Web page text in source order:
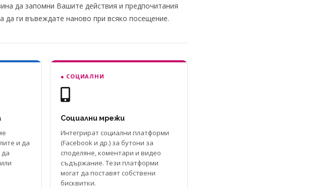
да запомни Вашите действия и предпочитания
да ги въвеждате наново при всяко посещение.
и да
● СОЦИАЛНИ
Социални мрежи
Интегрират социални платформи
(Facebook и др.) за бутони за
споделяне, коментари и видео
съдържание. Тези платформи
могат да поставят собствени
бисквитки.